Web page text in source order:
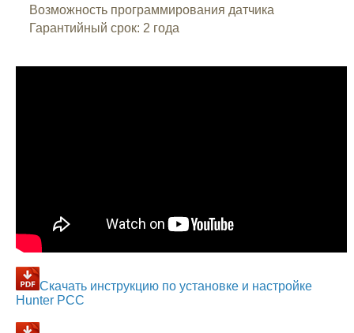
Возможность программирования датчика
Гарантийный срок: 2 года
Cкачать инструкцию по установке и настройке
Hunter PCC